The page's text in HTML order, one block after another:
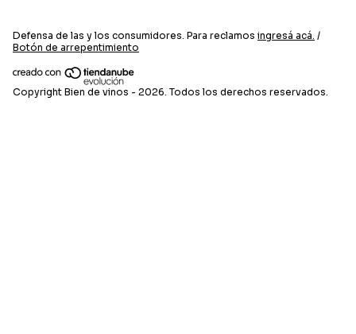
Defensa de las y los consumidores. Para reclamos ingresá acá. /
Botón de arrepentimiento
Copyright Bien de vinos - 2026. Todos los derechos reservados.